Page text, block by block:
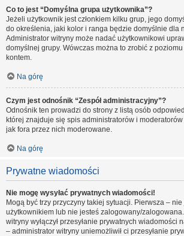
Co to jest “Domyślna grupa użytkownika”?
Jeżeli użytkownik jest członkiem kilku grup, jego
do określenia, jaki kolor i ranga będzie domyślnie dla
Administrator witryny może nadać użytkownikowi
domyślnej grupy. Wówczas można to zrobić z
kontem.
Na górę
Czym jest odnośnik “Zespół administracyjny”?
Odnośnik ten prowadzi do strony z listą osób
której znajduje się spis administratorów i
jak fora przez nich moderowane.
Na górę
Prywatne wiadomości
Nie mogę wysyłać prywatnych wiadomości!
Mogą być trzy przyczyny takiej sytuacji. Pierwsza –
użytkownikiem lub nie jesteś zalogowany/
witryny wyłączył przesyłanie prywatnych wiadomości
– administrator witryny uniemożliwił ci przesyłanie